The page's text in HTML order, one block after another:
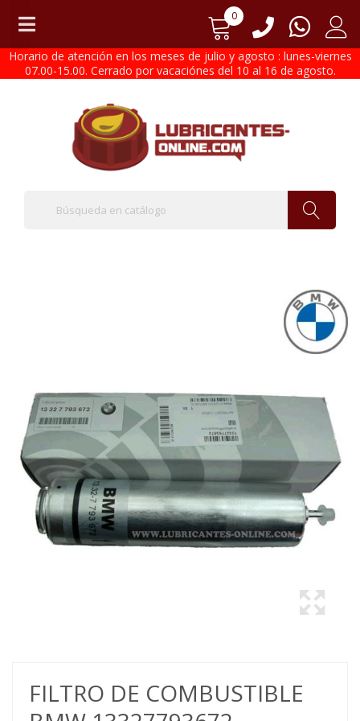
0
Horario de atención en los meses de julio y agosto : lunes-viernes
07.00-15.00. Cerrado por vacaciónes del 10 al 16 de agosto.
FILTRO DE COMBUSTIBLE